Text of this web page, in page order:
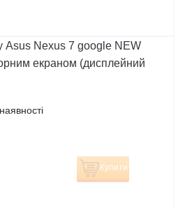
Asus Nexus 7 google NEW
екраном (дисплейний
Купити